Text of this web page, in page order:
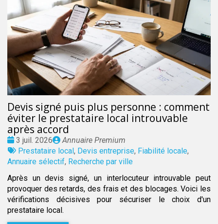
Devis signé puis plus personne : comment
éviter le prestataire local introuvable
après accord
Date
:
3 juil. 2026
Publié
par
Annuaire Premium
Tags
:
Prestataire local, Devis entreprise, Fiabilité locale,
Annuaire sélectif, Recherche par ville
Après un devis signé, un interlocuteur introuvable peut
provoquer des retards, des frais et des blocages. Voici les
vérifications décisives pour sécuriser le choix d'un
prestataire local.